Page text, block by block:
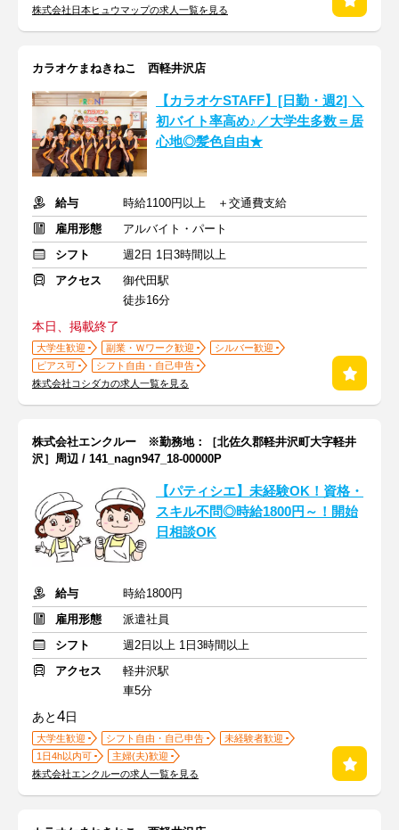
株式会社日本ヒュウマップの求人一覧を見る
カラオケまねきねこ 西軽井沢店
【カラオケSTAFF】[日勤・週2] ＼
初バイト率高め♪／大学生多数＝居
心地◎髪色自由★
給与
時給1100円以上 ＋交通費支給
雇用形態
アルバイト・パート
シフト
週2日 1日3時間以上
アクセス
御代田駅
徒歩16分
本日、掲載終了
大学生歓迎 副業・Ｗワーク歓迎
シルバー歓迎
ピアス可
シフト自由・自己申告
株式会社コシダカの求人一覧を見る
株式会社エンクルー ※勤務地：［北佐久郡軽井沢町大字軽井
沢］周辺 / 141_nagn947_18-00000P
【パティシエ】未経験OK！資格・
スキル不問◎時給1800円～！開始
日相談OK
給与
時給1800円
雇用形態
派遣社員
シフト
週2日以上 1日3時間以上
アクセス
軽井沢駅
車5分
あと4日
大学生歓迎 シフト自由・自己申告
未経験者歓迎
1日4h以内可
主婦(夫)歓迎
株式会社エンクルーの求人一覧を見る